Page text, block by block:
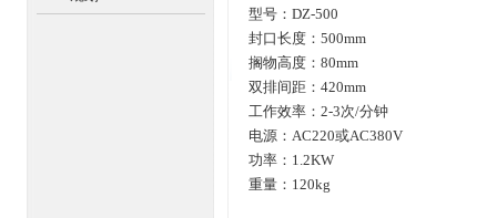
型号：DZ-500
封口长度：500mm
搁物高度：80mm
双排间距：420mm
工作效率：2-3次/分钟
电源：AC220或AC380V
功率：1.2KW
重量：120kg